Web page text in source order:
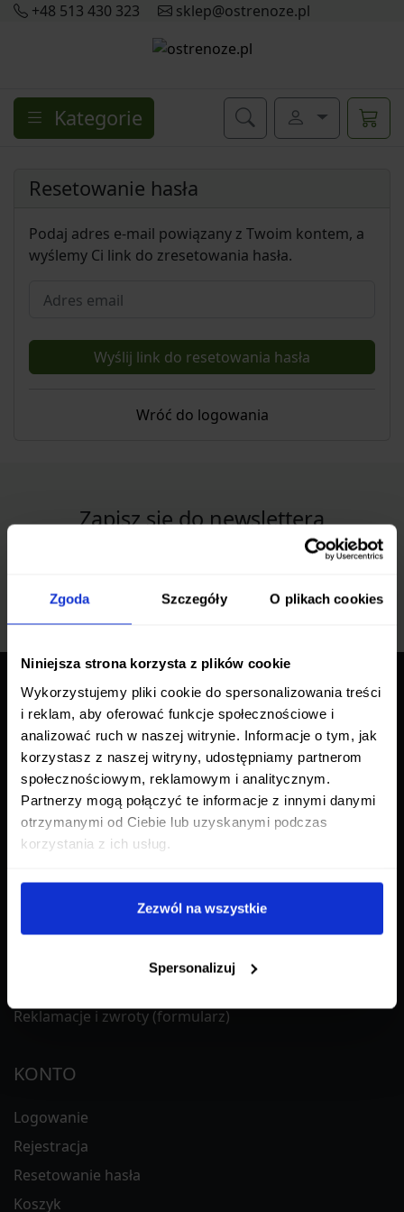
Zgoda Szczegóły O plikach cookies
Niniejsza strona korzysta z plików cookie
Wykorzystujemy pliki cookie do spersonalizowania treści
i reklam, aby oferować funkcje społecznościowe i
analizować ruch w naszej witrynie. Informacje o tym, jak
korzystasz z naszej witryny, udostępniamy partnerom
społecznościowym, reklamowym i analitycznym.
Partnerzy mogą połączyć te informacje z innymi danymi
otrzymanymi od Ciebie lub uzyskanymi podczas
korzystania z ich usług.
Zezwól na wszystkie
Spersonalizuj
+48 513 430 323 sklep@ostrenoze.pl
Kategorie
Resetowanie hasła
Podaj adres e-mail powiązany z Twoim kontem, a
wyślemy Ci link do zresetowania hasła.
Adres email
Wyślij link do resetowania hasła
Wróć do logowania
Zapisz się do newslettera
Bądź na bieżąco z promocjami i nowościami
Zapisz się
O NAS
ostrenoze.pl to profesjonalny sklep oferujący szeroki
wybór produktów wysokiej jakości w konkurencyjnych
cenach.
PRZYDATNE LINKI
Polityka prywatności
Reklamacje i zwroty (formularz)
KONTO
Logowanie
Rejestracja
Resetowanie hasła
Koszyk